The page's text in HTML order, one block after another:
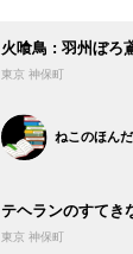
火喰鳥 : 羽州ぼろ
東京 神保町
ねこのほん
テヘランのすてき
東京 神保町